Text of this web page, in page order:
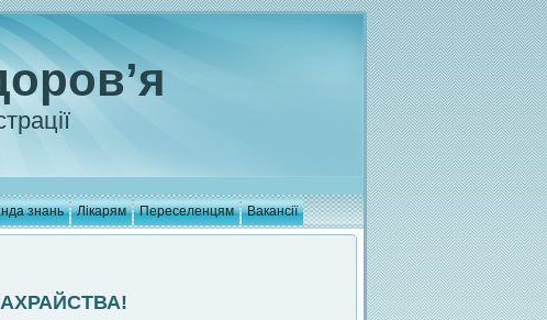
знань Лікарям Переселенцям Вакансії